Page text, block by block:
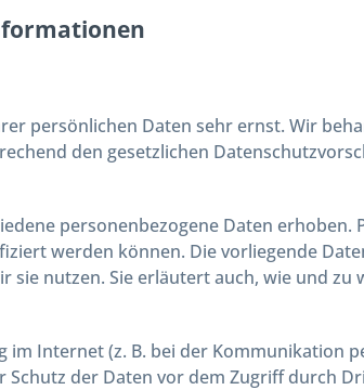
persönlichen Daten sehr ernst. Wir
den gesetzlichen
personenbezogene Daten erhoben.
werden können. Die vorliegende
nutzen. Sie erläutert auch, wie und zu
Internet (z. B. bei der Kommunikation
Schutz der Daten vor dem Zugriff durch